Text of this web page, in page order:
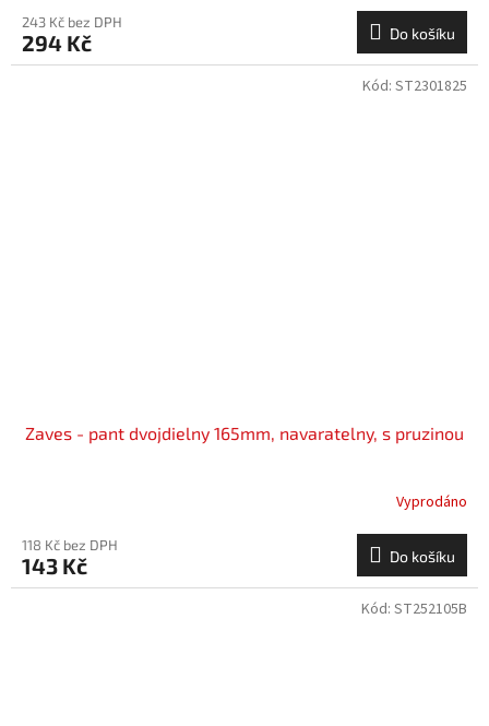
243 Kč bez DPH
294 Kč Do košíku
Zaves - pant dvojdielny 165mm, navaratelny, s pruzinou
Vyprodáno
118 Kč bez DPH
143 Kč Do košíku
Kód: ST2301825
Kód: ST252105B